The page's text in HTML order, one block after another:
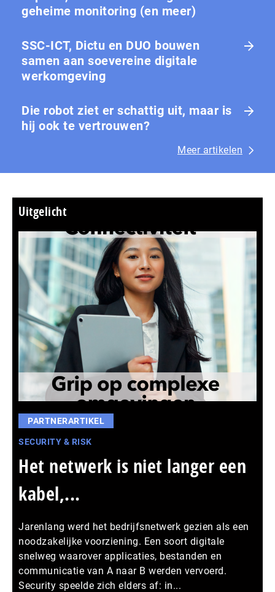
geheime monitoring (en meer)
SSC-ICT, Dictu en DUO bouwen
samen aan soevereine digitale
werkomgeving
Die robot ziet er schattig uit, maar is
hij ook te vertrouwen?
Meer artikelen
Uitgelicht
PARTNERARTIKEL
SECURITY & RISK
Het netwerk is niet langer een
kabel,...
Jarenlang werd het bedrijfsnetwerk gezien als een
noodzakelijke voorziening. Een soort digitale
snelweg waarover applicaties, bestanden en
communicatie van A naar B werden vervoerd.
Security speelde zich elders af: in...